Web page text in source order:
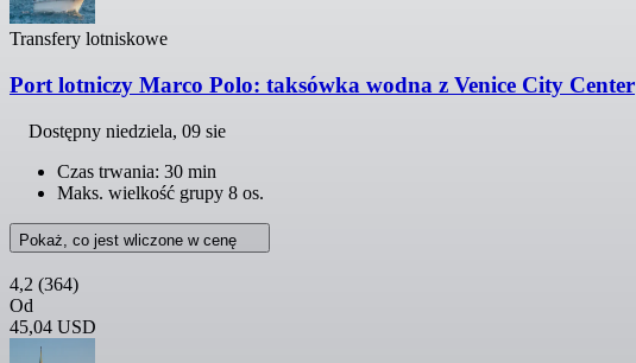
Transfery lotniskowe
Port lotniczy Marco Polo: taksówka wodna z Venice City Center
Dostępny niedziela, 09 sie
Czas trwania: 30 min
Maks. wielkość grupy 8 os.
Pokaż, co jest wliczone w cenę
4,2 (364)
Od
45,04 USD